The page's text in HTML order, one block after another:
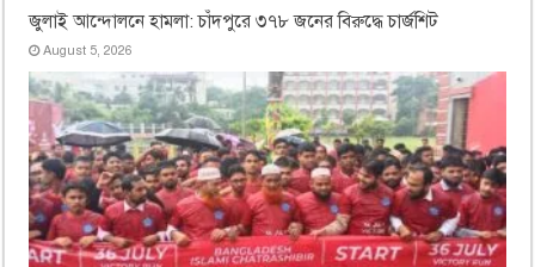
জুলাই আন্দোলনে হামলা: চাঁদপুরে ৩৭৮ জনের বিরুদ্ধে চার্জশিট
August 5, 2026